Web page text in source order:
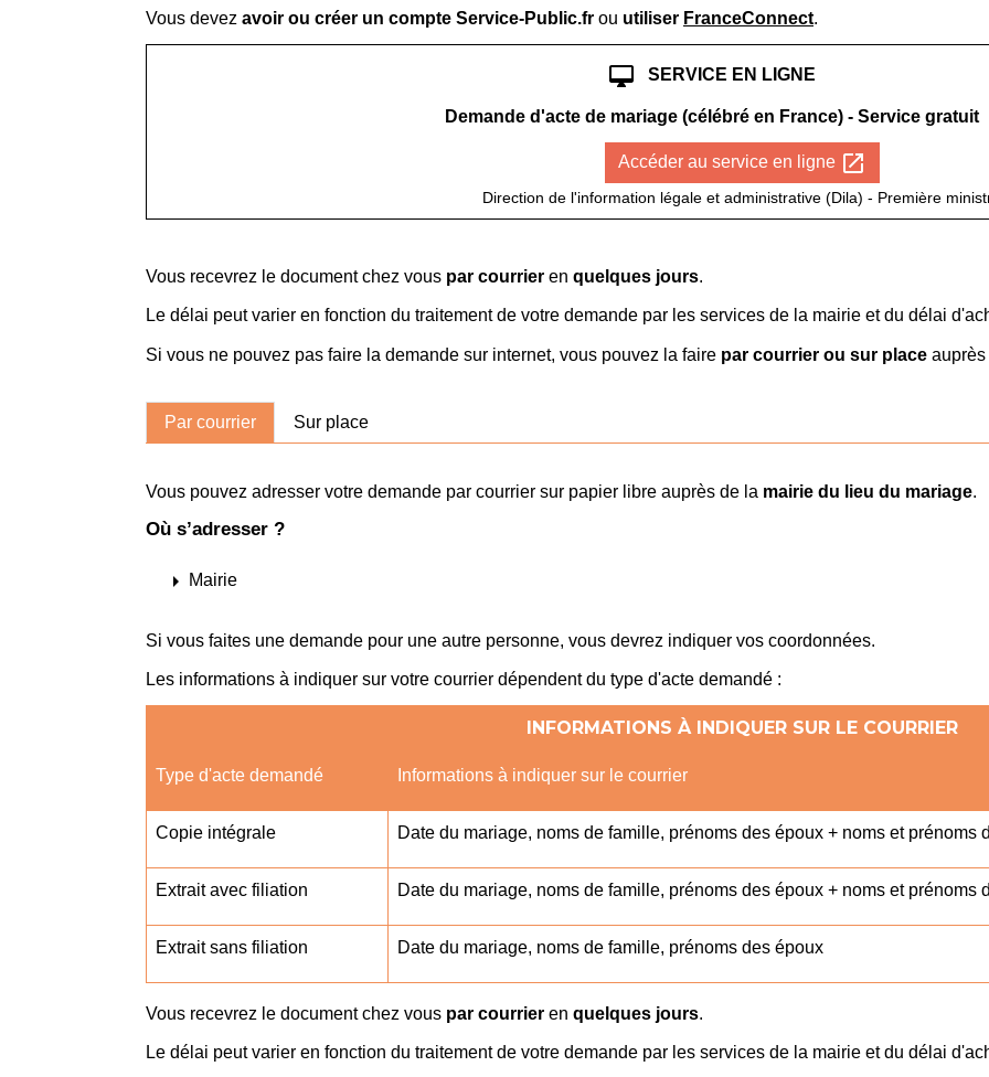
Vous devez avoir ou créer un compte Service-Public.fr ou utiliser FranceConnect.
desktop_mac SERVICE EN LIGNE
Demande d'acte de mariage (célébré en France) - Service gratuit
Accéder au service en ligne open_in_new
Direction de l'information légale et administrative (Dila) - Première
Vous recevrez le document chez vous par courrier en quelques jours.
Le délai peut varier en fonction du traitement de votre demande par les services de la mairie et du délai
Si vous ne pouvez pas faire la demande sur internet, vous pouvez la faire par courrier ou sur place
Par courrier Sur place
Vous pouvez adresser votre demande par courrier sur papier libre auprès de la mairie du lieu du mariage.
Où s’adresser ?
arrow_right Mairie
Si vous faites une demande pour une autre personne, vous devrez indiquer vos coordonnées.
Les informations à indiquer sur votre courrier dépendent du type d'acte demandé :
INFORMATIONS À INDIQUER SUR LE COURRIER
Type d'acte demandé Informations à indiquer sur le courrier
Copie intégrale Date du mariage, noms de famille, prénoms des époux + noms et prénoms
Extrait avec filiation Date du mariage, noms de famille, prénoms des époux + noms et prénoms
Extrait sans filiation Date du mariage, noms de famille, prénoms des époux
Vous recevrez le document chez vous par courrier en quelques jours.
Le délai peut varier en fonction du traitement de votre demande par les services de la mairie et du délai